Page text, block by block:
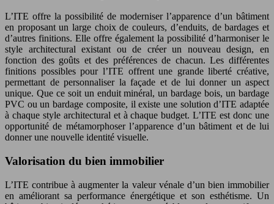
L’ITE offre la possibilité de moderniser l’apparence d’un bâtiment
en proposant un large choix de couleurs, d’enduits, de bardages et
d’autres finitions. Elle offre également la possibilité d’harmoniser le
style architectural existant ou de créer un nouveau design, en
fonction des goûts et des préférences de chacun. Les différentes
finitions possibles pour l’ITE offrent une grande liberté créative,
permettant de personnaliser la façade et de lui donner un aspect
unique. Que ce soit un enduit minéral, un bardage bois, un bardage
PVC ou un bardage composite, il existe une solution d’ITE adaptée
à chaque style architectural et à chaque budget. L’ITE est donc une
opportunité de métamorphoser l’apparence d’un bâtiment et de lui
donner une nouvelle identité visuelle.
Valorisation du bien immobilier
L’ITE contribue à augmenter la valeur vénale d’un bien immobilier
en améliorant sa performance énergétique et son esthétisme. Un